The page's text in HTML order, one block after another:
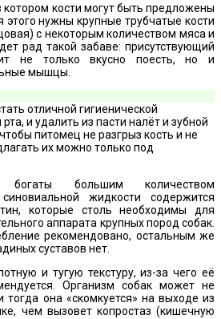
кости могут быть предложены
нужны крупные трубчатые кости
с некоторым количеством мяса и
рад такой забаве: присутствующий
не только вкусно поесть, но и
мышцы.
отличной гигиенической
и удалить из пасти налёт и зубной
питомец не разгрыз кость и не
их можно только под
богаты большим количеством
жидкости содержится
которые столь необходимы для
аппарата крупных пород собак.
рекомендовано, остальным же
суставов нет.
и тугую текстуру, из-за чего её
Организм собак может не
тогда она «скомкуется» на выходе из
чем вызовет копростаз (кишечную